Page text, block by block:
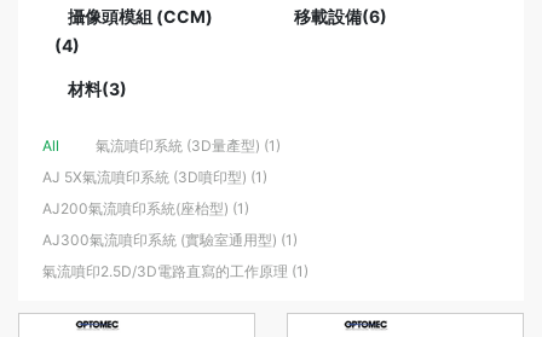
All
氣流噴印系統 (3D量產型) (1)
AJ 5X氣流噴印系統 (3D噴印型) (1)
AJ200氣流噴印系統(座枱型) (1)
AJ300氣流噴印系統 (實驗室通用型) (1)
氣流噴印2.5D/3D電路直寫的工作原理 (1)
攝像頭模組 (CCM)
(4)
移載設備(6)
材料(3)